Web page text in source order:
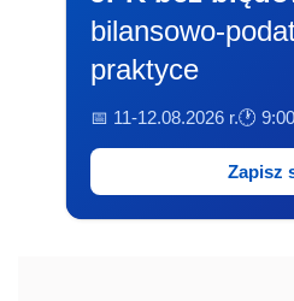
bilansowo-
praktyce
📅 11-12.08.2026 r.🕐
Zapisz